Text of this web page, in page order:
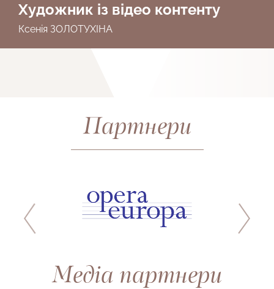
Художник із відео контенту
Ксенія ЗОЛОТУХІНА
Партнери
Медіа партнери